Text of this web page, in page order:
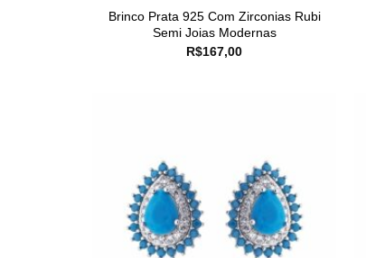
Brinco Prata 925 Com Zirconias Rubi
Semi Joias Modernas
R$167,00